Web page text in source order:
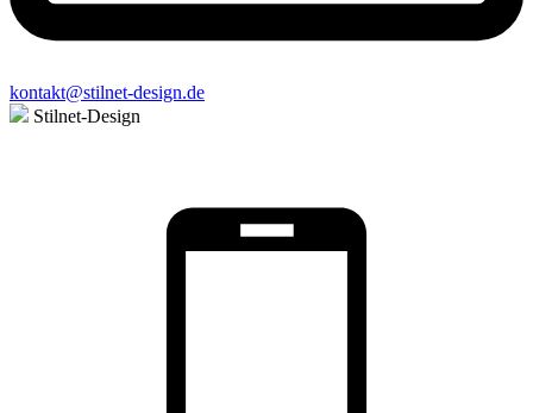
kontakt@stilnet-design.de
Stilnet-Design